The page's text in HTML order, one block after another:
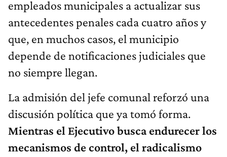
empleados municipales a actualizar sus
antecedentes penales cada cuatro años y
que, en muchos casos, el municipio
depende de notificaciones judiciales que
no siempre llegan.
La admisión del jefe comunal reforzó una
discusión política que ya tomó forma.
Mientras el Ejecutivo busca endurecer los
mecanismos de control, el radicalismo